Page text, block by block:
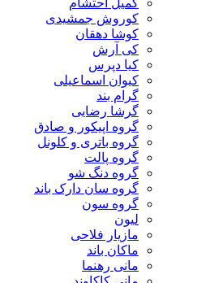
کمیل احتشام
کوروش جمشیدی
کوشا دهقان
کی آرش
کیا دپرس
کیوان اسماعیلی
گرام بند
گرشا رضایی
گروه اپیکور و صادق
گروه باتری و کلونل
گروه پالت
گروه دنگ شو
گروه سان دارک باند
گروه سون
لیون
مازیار فلاحی
ماکان باند
مانی رهنما